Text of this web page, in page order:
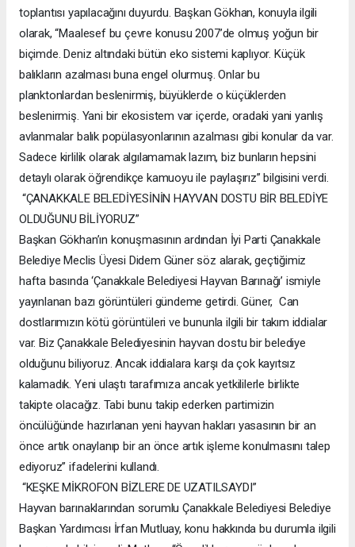
toplantısı yapılacağını duyurdu. Başkan Gökhan, konuyla ilgili
olarak, “Maalesef bu çevre konusu 2007’de olmuş yoğun bir
biçimde. Deniz altındaki bütün eko sistemi kaplıyor. Küçük
balıkların azalması buna engel olurmuş. Onlar bu
planktonlardan beslenirmiş, büyüklerde o küçüklerden
beslenirmiş. Yani bir ekosistem var içerde, oradaki yani yanlış
avlanmalar balık popülasyonlarının azalması gibi konular da var.
Sadece kirlilik olarak algılamamak lazım, biz bunların hepsini
detaylı olarak öğrendikçe kamuoyu ile paylaşırız” bilgisini verdi.
“ÇANAKKALE BELEDİYESİNİN HAYVAN DOSTU BİR BELEDİYE
OLDUĞUNU BİLİYORUZ”
Başkan Gökhan’ın konuşmasının ardından İyi Parti Çanakkale
Belediye Meclis Üyesi Didem Güner söz alarak, geçtiğimiz
hafta basında ‘Çanakkale Belediyesi Hayvan Barınağı’ ismiyle
yayınlanan bazı görüntüleri gündeme getirdi. Güner, Can
dostlarımızın kötü görüntüleri ve bununla ilgili bir takım iddialar
var. Biz Çanakkale Belediyesinin hayvan dostu bir belediye
olduğunu biliyoruz. Ancak iddialara karşı da çok kayıtsız
kalamadık. Yeni ulaştı tarafımıza ancak yetkililerle birlikte
takipte olacağız. Tabi bunu takip ederken partimizin
öncülüğünde hazırlanan yeni hayvan hakları yasasının bir an
önce artık onaylanıp bir an önce artık işleme konulmasını talep
ediyoruz” ifadelerini kullandı.
“KEŞKE MİKROFON BİZLERE DE UZATILSAYDI”
Hayvan barınaklarından sorumlu Çanakkale Belediyesi Belediye
Başkan Yardımcısı İrfan Mutluay, konu hakkında bu durumla ilgili